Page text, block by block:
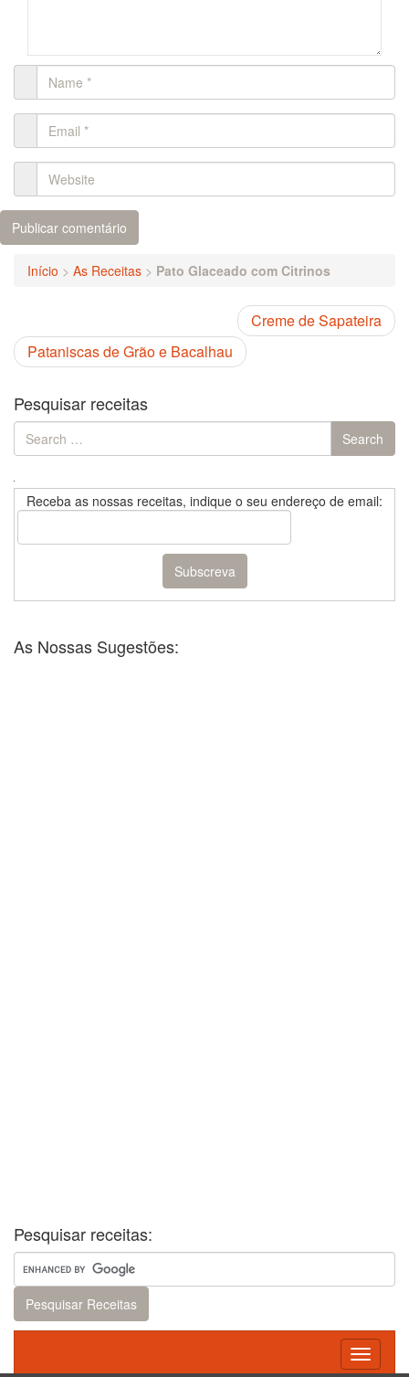
Início > As Receitas > Pato Glaceado com Citrinos
Creme de Sapateira
Pataniscas de Grão e Bacalhau
Pesquisar receitas
Search
for:
Search
Receba as nossas receitas, indique o seu endereço de email:
As Nossas Sugestões:
Pesquisar receitas:
Toggle